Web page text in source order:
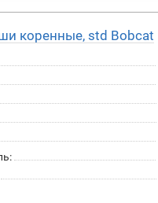
коренные, std Bobcat